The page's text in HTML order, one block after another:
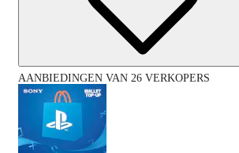
AANBIEDINGEN VAN 26 VERKOPERS